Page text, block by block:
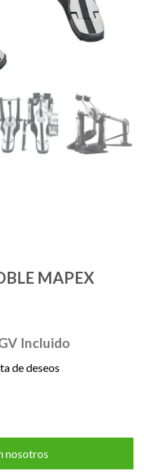
MAPEX
Incluido
de deseos
nosotros